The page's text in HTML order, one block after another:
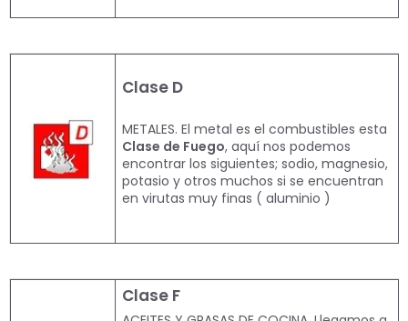
Clase D
METALES. El metal es el combustibles esta
Clase de Fuego, aquí nos podemos
encontrar los siguientes; sodio, magnesio,
potasio y otros muchos si se encuentran
en virutas muy finas ( aluminio )
Clase F